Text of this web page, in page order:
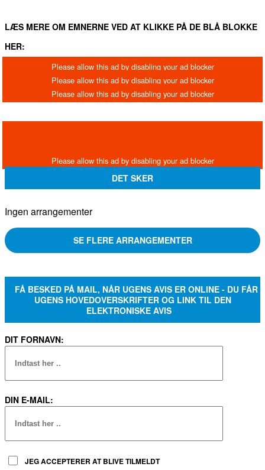
LÆS MERE OM EMNERNE VED AT KLIKKE PÅ DE BLÅ BLOKKE
HER:
DET SKER
Ingen arrangementer
SE FLERE ARRANGEMENTER
FÅ BESKED PÅ MAIL, NÅR UGENS AVIS ER ONLINE - DU FÅR
UGENS HOVEDOVERSKRIFTER OG LINK TIL DEN
ELEKTRONISKE AVIS
DIT FORNAVN:
DIN E-MAIL:
JEG ACCEPTERER AT BLIVE TILMELDT